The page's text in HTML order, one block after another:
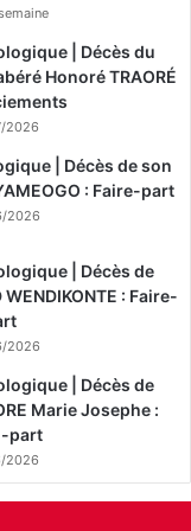
| Décès du
Honoré TRAORÉ
2026
| Décès de son
: Faire-part
2026
| Décès de
WENDIKONTE : Faire-
2026
| Décès de
Marie Josephe :
-part
2026